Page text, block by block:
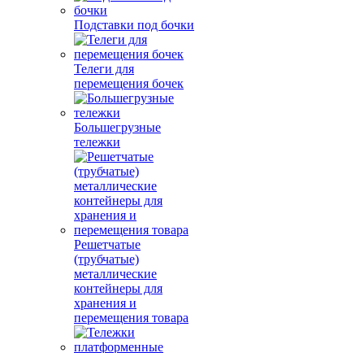
Подставки под бочки
Телеги для
перемещения бочек
Большегрузные
тележки
Решетчатые
(трубчатые)
металлические
контейнеры для
хранения и
перемещения товара